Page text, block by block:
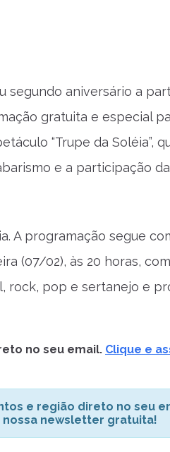
segundo aniversário a
gratuita e especial
“Trupe da Soléia”,
e a participação
A programação segue
(07/02), às 20 horas,
rock, pop e sertanejo e
no seu email. Clique e
e região direto no seu
nossa newsletter gratuita!